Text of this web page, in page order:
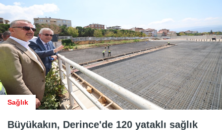
Sağlık
Büyükakın, Derince'de 120 yataklı sağlık